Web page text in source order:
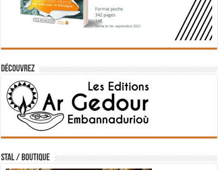
Découvrez
STAL / BOUTIQUE